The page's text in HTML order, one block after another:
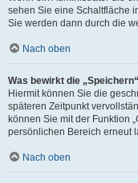
sehen Sie eine Schaltfläche
Sie werden dann durch die
Nach oben
Was bewirkt die
Hiermit können Sie die
späteren Zeitpunkt
können Sie mit der Funktion
persönlichen Bereich erneut
Nach oben